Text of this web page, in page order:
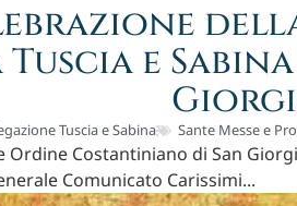
e
Tuscia e Sabina Sante Messe e
Ordine Costantiniano di San
Comunicato Carissimi...